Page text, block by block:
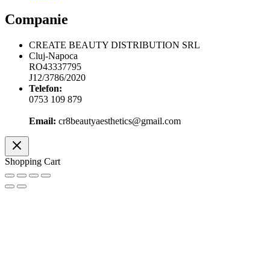
Companie
CREATE BEAUTY DISTRIBUTION SRL
Cluj-Napoca
RO43337795
J12/3786/2020
Telefon:
0753 109 879
Email: cr8beautyaesthetics@gmail.com
Shopping Cart